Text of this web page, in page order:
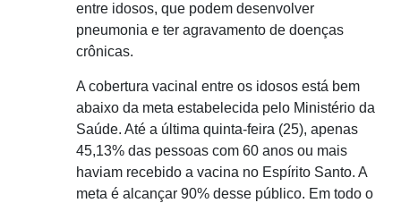
entre idosos, que podem desenvolver
pneumonia e ter agravamento de doenças
crônicas.
A cobertura vacinal entre os idosos está bem
abaixo da meta estabelecida pelo Ministério da
Saúde. Até a última quinta-feira (25), apenas
45,13% das pessoas com 60 anos ou mais
haviam recebido a vacina no Espírito Santo. A
meta é alcançar 90% desse público. Em todo o